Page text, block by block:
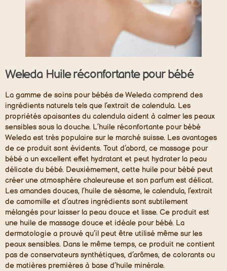
Weleda Huile réconfortante pour bébé
La gamme de soins pour bébés de Weleda comprend des
ingrédients naturels tels que l’extrait de calendula. Les
propriétés apaisantes du calendula aident à calmer les peaux
sensibles sous la douche. L’huile réconfortante pour bébé
Weleda est très populaire sur le marché suisse. Les avantages
de ce produit sont évidents. Tout d’abord, ce massage pour
bébé a un excellent effet hydratant et peut hydrater la peau
délicate du bébé. Deuxièmement, cette huile pour bébé peut
créer une atmosphère chaleureuse et son parfum est délicat.
Les amandes douces, l’huile de sésame, le calendula, l’extrait
de camomille et d’autres ingrédients sont subtilement
mélangés pour laisser la peau douce et lisse. Ce produit est
une huile de massage douce et idéale pour bébé. La
dermatologie a prouvé qu’il peut être utilisé même sur les
peaux sensibles. Dans le même temps, ce produit ne contient
pas de conservateurs synthétiques, d’arômes, de colorants ou
de matières premières à base d’huile minérale.